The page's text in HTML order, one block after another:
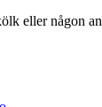
eller någon